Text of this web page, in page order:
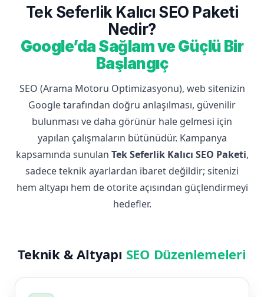
Tek Seferlik Kalıcı SEO Paketi
Nedir?
Google’da Sağlam ve Güçlü Bir
Başlangıç
SEO (Arama Motoru Optimizasyonu), web sitenizin
Google tarafından doğru anlaşılması, güvenilir
bulunması ve daha görünür hale gelmesi için
yapılan çalışmaların bütünüdür. Kampanya
kapsamında sunulan Tek Seferlik Kalıcı SEO Paketi,
sadece teknik ayarlardan ibaret değildir; sitenizi
hem altyapı hem de otorite açısından güçlendirmeyi
hedefler.
Teknik & Altyapı SEO Düzenlemeleri